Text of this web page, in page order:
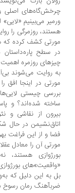
می‌بینیم «لایی» است.
کشف کرده که هم در
سطح پاره‌داستان در
روزمره اهمیت پیدا
روایت می‌شوند بی‌آنکه
در اینجا افق را
چیستی لایی‌ها در
شده‌اند؟ و پاسخ را
از نقاشی و نثر،
در حال
و از این فراغت بهره
آن را معادل عقلانی
هستند، نه
بورژوازی را
به این دلیل که به‌واسطه
رمان رسوخ